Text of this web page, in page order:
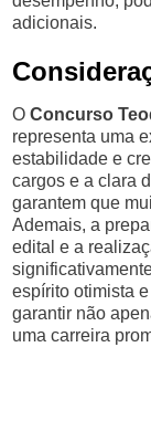
adicionais.
OConcurso
representa uma
estabilidade e
cargos e a clara
garantem que
Ademais, a
edital e a
espírito otimista
garantir não
uma carreira